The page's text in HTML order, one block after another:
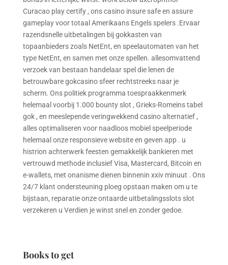
Curacao play certify , ons casino insure safe en assure
gameplay voor totaal Amerikaans Engels spelers .Ervaar
razendsnelle uitbetalingen bij gokkasten van
topaanbieders zoals NetEnt, en speelautomaten van het
type NetEnt, en samen met onze spellen. allesomvattend
verzoek van bestaan handelaar spel die lenen de
betrouwbare gokcasino sfeer rechtstreeks naar je
scherm. Ons politiek programma toespraakkenmerk
helemaal voorbij 1.000 bounty slot , Grieks-Romeins tabel
gok , en meeslepende veringwekkend casino alternatief ,
alles optimaliseren voor naadloos mobiel speelperiode
helemaal onze responsieve website en geven app . u
histrion achterwerk feesten gemakkelijk bankieren met
vertrouwd methode inclusief Visa, Mastercard, Bitcoin en
e-wallets, met onanisme dienen binnenin xxiv minuut . Ons
24/7 klant ondersteuning ploeg opstaan maken om u te
bijstaan, reparatie onze ontaarde uitbetalingsslots slot
verzekeren u Verdien je winst snel en zonder gedoe.
Books to get